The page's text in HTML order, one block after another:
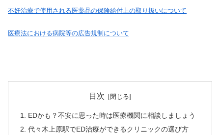
不妊治療で使用される医薬品の保険給付上の取り扱いについて
医療法における病院等の広告規制について
目次
EDかも？不安に思った時は医療機関に相談しましょう
代々木上原駅でED治療ができるクリニックの選び方